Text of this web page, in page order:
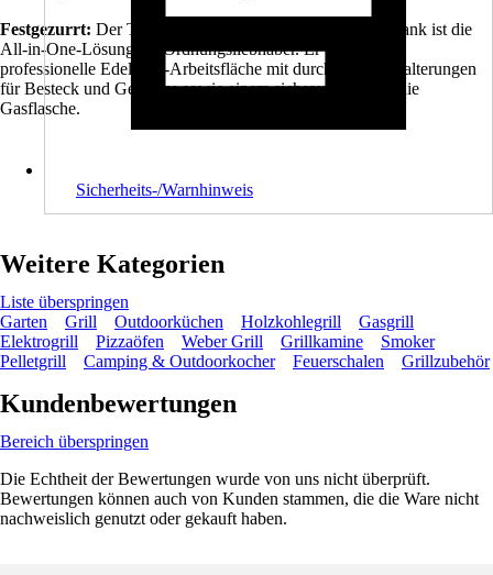
Festgezurrt: Der TENNEKER Zenith Multi Küchenschrank ist die
All-in-One-Lösung für Ordnungsliebhaber. Er vereint eine
professionelle Edelstahl-Arbeitsfläche mit durchdachten Halterungen
für Besteck und Gewürze sowie einem sicheren Platz für die
Gasflasche.
Sicherheits-/Warnhinweis
Weitere Kategorien
Liste überspringen
Garten
Grill Outdoorküchen Holzkohlegrill
Gasgrill
Elektrogrill
Pizzaöfen Weber Grill Grillkamine
Smoker
Pelletgrill
Camping & Outdoorkocher Feuerschalen Grillzubehör
Kundenbewertungen
Bereich überspringen
Die Echtheit der Bewertungen wurde von uns nicht überprüft.
Bewertungen können auch von Kunden stammen, die die Ware nicht
nachweislich genutzt oder gekauft haben.